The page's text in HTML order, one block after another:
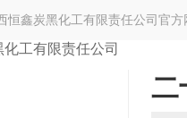
鑫炭黑化工有限责任公司官方
二